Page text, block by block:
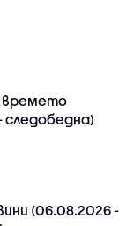
времето
следобедна)
(06.08.2026 -